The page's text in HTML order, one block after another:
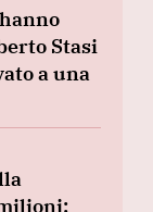
Stasi
a una